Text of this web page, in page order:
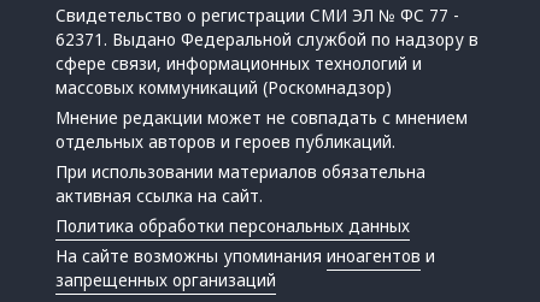
Свидетельство о регистрации СМИ ЭЛ № ФС 77 -
62371. Выдано Федеральной службой по надзору в
сфере связи, информационных технологий и
массовых коммуникаций (Роскомнадзор)
Мнение редакции может не совпадать с мнением
отдельных авторов и героев публикаций.
При использовании материалов обязательна
активная ссылка на сайт.
Политика обработки персональных данных
На сайте возможны упоминанияиноагентов и
запрещенных организаций